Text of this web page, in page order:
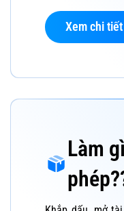
Xem chi tiết
Làm